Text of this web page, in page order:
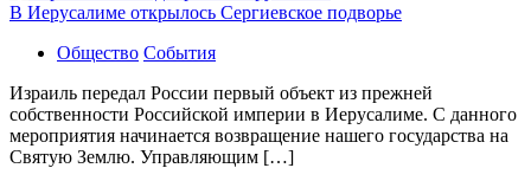
В Иерусалиме открылось Сергиевское подворье
Общество События
Израиль передал России первый объект из прежней
собственности Российской империи в Иерусалиме. С данного
мероприятия начинается возвращение нашего государства на
Святую Землю. Управляющим […]